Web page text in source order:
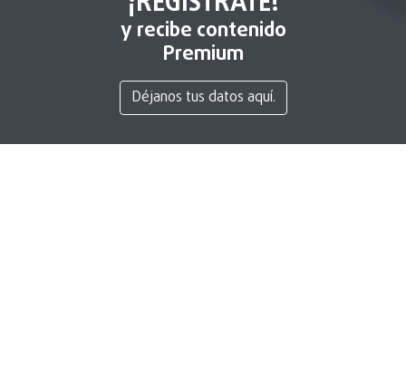
y recibe contenido
Premium
Déjanos tus datos aquí.